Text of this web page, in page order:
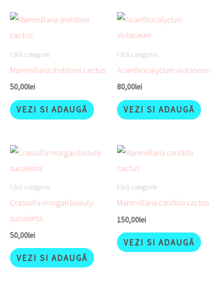
Fără categorie
Mammillaria sheldonii cactus
50,00lei
VEZI SI ADAUGĂ
Fără categorie
Acanthocalycium violaceum
80,00lei
VEZI SI ADAUGĂ
Fără categorie
Crassulla morgan beauty
suculenta
50,00lei
VEZI SI ADAUGĂ
Fără categorie
Mammillaria candida cactus
150,00lei
VEZI SI ADAUGĂ